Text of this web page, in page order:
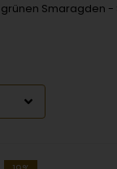
Smaragden